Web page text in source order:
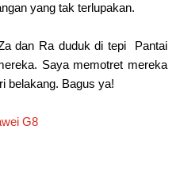
yang tak terlupakan.
dan Ra duduk di tepi
Pantai
Saya memotret mereka
belakang. Bagus ya!